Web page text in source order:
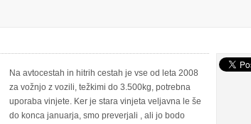
Na avtocestah in hitrih cestah je vse od leta 2008
za vožnjo z vozili, težkimi do 3.500kg, potrebna
uporaba vinjete. Ker je stara vinjeta veljavna le še
do konca januarja, smo preverjali , ali jo bodo